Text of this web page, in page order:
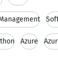
Azure